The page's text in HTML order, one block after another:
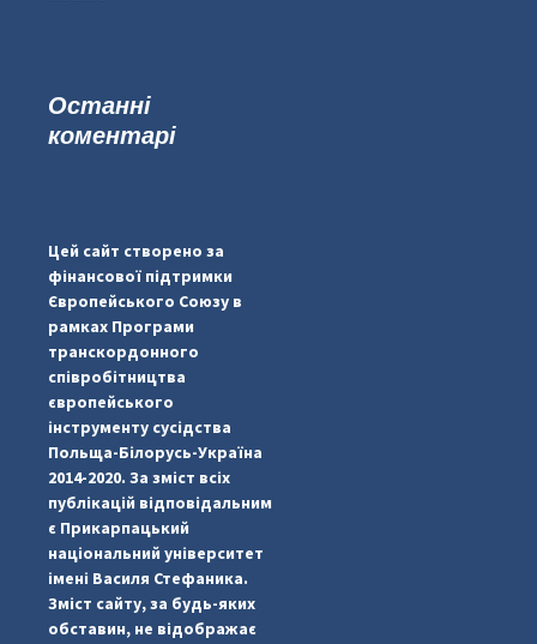
Останні
коментарі
Цей сайт створено за
фінансової підтримки
Європейського Союзу в
рамках Програми
транскордонного
співробітництва
європейського
інструменту сусідства
Польща-Білорусь-Україна
2014-2020. За зміст всіх
публікацій відповідальним
є Прикарпацький
національний університет
імені Василя Стефаника.
Зміст сайту, за будь-яких
обставин, не відображає